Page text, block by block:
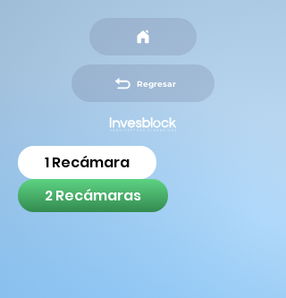
Regresar
1 Recámara
2 Recámaras